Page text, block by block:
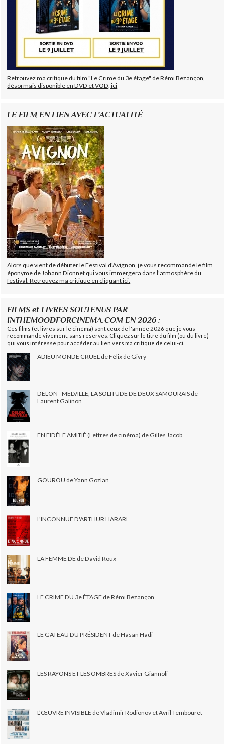
Retrouvez ma critique du film "Le Crime du 3e étage" de Rémi Bezançon,
désormais disponible en DVD et VOD, ici
LE FILM EN LIEN AVEC L'ACTUALITÉ
Alors que vient de débuter le Festival d'Avignon, je vous recommande le film
éponyme de Johann Dionnet qui vous immergera dans l'atmosphère du
festival. Retrouvez ma critique en cliquant ici.
FILMS et LIVRES SOUTENUS PAR
INTHEMOODFORCINEMA.COM EN 2026 :
Ces films (et livres sur le cinéma) sont ceux de l'année 2026 que je vous
recommande vivement, sans réserves. Cliquez sur le titre du film (ou du livre)
qui vous intéresse pour accéder au lien vers ma critique de celui-ci.
ADIEU MONDE CRUEL de Félix de Givry
DELON - MELVILLE, LA SOLITUDE DE DEUX SAMOURAÏS de
Laurent Galinon
EN FIDÈLE AMITIÉ (Lettres de cinéma) de Gilles Jacob
GOUROU de Yann Gozlan
L'INCONNUE D'ARTHUR HARARI
LA FEMME DE de David Roux
LE CRIME DU 3e ÉTAGE de Rémi Bezançon
LE GÂTEAU DU PRÉSIDENT de Hasan Hadi
LES RAYONS ET LES OMBRES de Xavier Giannoli
L’ŒUVRE INVISIBLE de Vladimir Rodionov et Avril Tembouret